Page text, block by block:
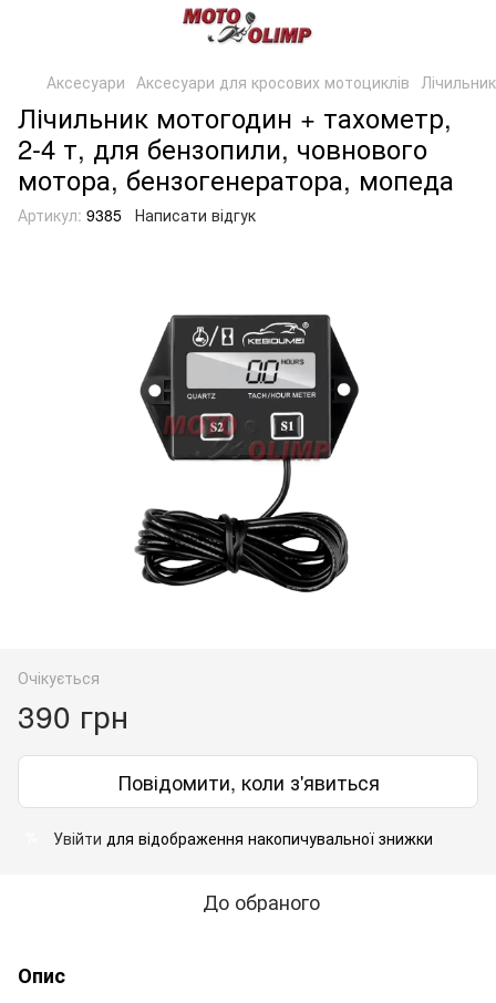
Аксесуари Аксесуари для кросових мотоциклів
Лічильник мотогодин + тахометр,
2-4 т, для бензопили, човнового
мотора, бензогенератора, мопеда
Артикул: 9385 Написати відгук
Очікується
390 грн
Повідомити, коли з'явиться
Увійти для відображення накопичувальної знижки
До обраного
Опис